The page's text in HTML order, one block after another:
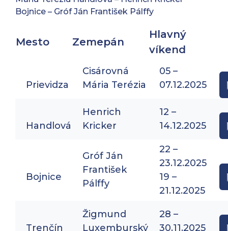
Bojnice – Gróf Ján František Pálffy
Mesto Zemepán
Hlavný
víkend
Prievidza
Cisárovná
Mária Terézia
05 –
07.12.2025
Handlová
Henrich
Kricker
12 –
14.12.2025
Bojnice
Gróf Ján
František
Pálffy
22 –
23.12.2025
19 –
21.12.2025
Trenčín
Žigmund
Luxemburský
28 –
30.11.2025